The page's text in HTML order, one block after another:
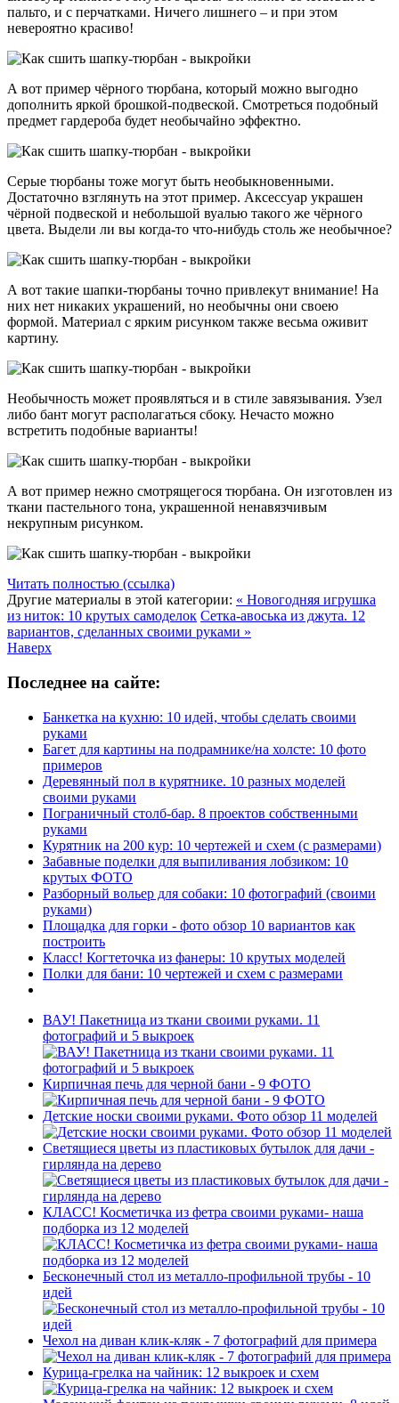
пальто, и с перчатками. Ничего лишнего – и при этом
невероятно красиво!
А вот пример чёрного тюрбана, который можно выгодно
дополнить яркой брошкой-подвеской. Смотреться подобный
предмет гардероба будет необычайно эффектно.
Серые тюрбаны тоже могут быть необыкновенными.
Достаточно взглянуть на этот пример. Аксессуар украшен
чёрной подвеской и небольшой вуалью такого же чёрного
цвета. Выдели ли вы когда-то что-нибудь столь же необычное?
А вот такие шапки-тюрбаны точно привлекут внимание! На
них нет никаких украшений, но необычны они своею
формой. Материал с ярким рисунком также весьма оживит
картину.
Необычность может проявляться и в стиле завязывания. Узел
либо бант могут располагаться сбоку. Нечасто можно
встретить подобные варианты!
А вот пример нежно смотрящегося тюрбана. Он изготовлен из
ткани пастельного тона, украшенной ненавязчивым
некрупным рисунком.
Читать полностью (ссылка)
Другие материалы в этой категории: « Новогодняя игрушка
из ниток: 10 крутых самоделок Сетка-авоська из джута. 12
вариантов, сделанных своими руками »
Наверх
Последнее на сайте:
Банкетка на кухню: 10 идей, чтобы сделать своими
руками
Багет для картины на подрамнике/на холсте: 10 фото
примеров
Деревянный пол в курятнике. 10 разных моделей
своими руками
Пограничный столб-бар. 8 проектов собственными
руками
Курятник на 200 кур: 10 чертежей и схем (с размерами)
Забавные поделки для выпиливания лобзиком: 10
крутых ФОТО
Разборный вольер для собаки: 10 фотографий (своими
руками)
Площадка для горки - фото обзор 10 вариантов как
построить
Класс! Когтеточка из фанеры: 10 крутых моделей
Полки для бани: 10 чертежей и схем с размерами
ВАУ! Пакетница из ткани своими руками. 11
фотографий и 5 выкроек
Кирпичная печь для черной бани - 9 ФОТО
Детские носки своими руками. Фото обзор 11 моделей
Светящиеся цветы из пластиковых бутылок для дачи -
гирлянда на дерево
КЛАСС! Косметичка из фетра своими руками- наша
подборка из 12 моделей
Бесконечный стол из металло-профильной трубы - 10
идей
Чехол на диван клик-кляк - 7 фотографий для примера
Курица-грелка на чайник: 12 выкроек и схем